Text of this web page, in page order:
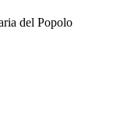
del Popolo